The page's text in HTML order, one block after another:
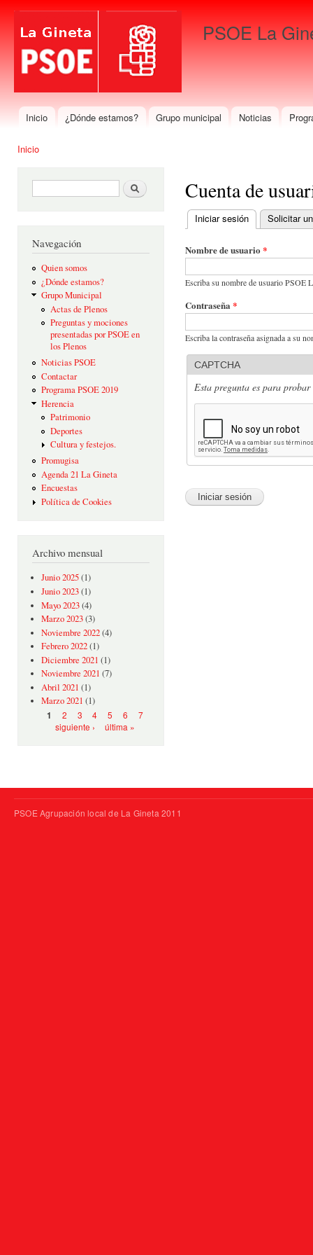
PSOE La
Menú principal
Inicio ¿Dónde estamos? Grupo municipal Noticias
Inicio
Formulario de búsquedaBuscar
Navegación
Quien somos
¿Dónde estamos?
Grupo Municipal
Actas de Plenos
Preguntas y mociones
presentadas por PSOE en
los Plenos
Noticias PSOE
Contactar
Programa PSOE 2019
Herencia
Patrimonio
Deportes
Cultura y festejos.
Promugisa
Agenda 21 La Gineta
Encuestas
Política de Cookies
Archivo mensual
Junio 2025(1)
Junio 2023(1)
Mayo 2023(4)
Marzo 2023(3)
Noviembre 2022(4)
Febrero 2022(1)
Diciembre 2021 (1)
Noviembre 2021 (7)
Abril 2021 (1)
Marzo 2021 (1)
Páginas
1 2 3 4 5 6
7
siguiente ›
última »
Cuenta de
Solapas principales
Iniciar sesión (solapa activa)
Solicitar
Nombre de usuario *
Escriba su nombre de usuario PSOE
Contraseña *
Escriba la contraseña asignada a su
CAPTCHA
Esta pregunta es para
PSOE Agrupación local de La Gineta 2011